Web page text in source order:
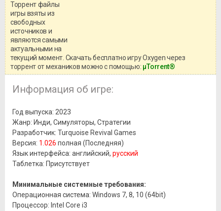
Торрент файлы
игры взяты из
свободных
источников и
являются самыми
актуальными на
текущий момент. Скачать бесплатно игру Oxygen через
торрент от механиков можно с помощью: μTorrent®
Информация об игре:
Год выпуска: 2023
Жанр: Инди, Симуляторы, Стратегии
Разработчик: Turquoise Revival Games
Версия: 1.026 полная (Последняя)
Язык интерфейса: английский, русский
Таблетка: Присутствует
Минимальные системные требования:
Операционная система: Windows 7, 8, 10 (64bit)
Процессор: Intel Core i3